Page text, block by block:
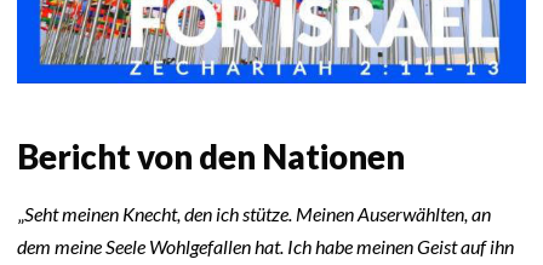
Bericht von den Nationen
„Seht meinen Knecht, den ich stütze. Meinen Auserwählten, an
dem meine Seele Wohlgefallen hat. Ich habe meinen Geist auf ihn